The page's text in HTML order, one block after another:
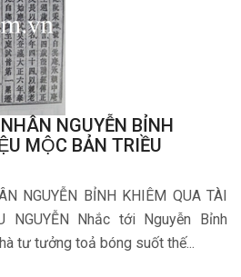
NGUYỄN BỈNH
MỘC BẢN TRIỀU
NGUYỄN BỈNH KHIÊM QUA TÀI
NGUYỄN Nhắc tới Nguyễn Bỉnh
tư tưởng toả bóng suốt thế...